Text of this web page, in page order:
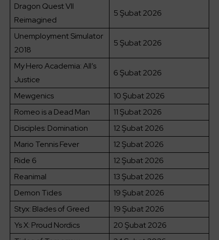
Dragon Quest VII
Reimagined
5 Şubat 2026
Unemployment Simulator
2018
5 Şubat 2026
My Hero Academia: All’s
Justice
6 Şubat 2026
Mewgenics
10 Şubat 2026
Romeo is a Dead Man
11 Şubat 2026
Disciples: Domination
12 Şubat 2026
Mario Tennis Fever
12 Şubat 2026
Ride 6
12 Şubat 2026
Reanimal
13 Şubat 2026
Demon Tides
19 Şubat 2026
Styx: Blades of Greed
19 Şubat 2026
Ys X: Proud Nordics
20 Şubat 2026